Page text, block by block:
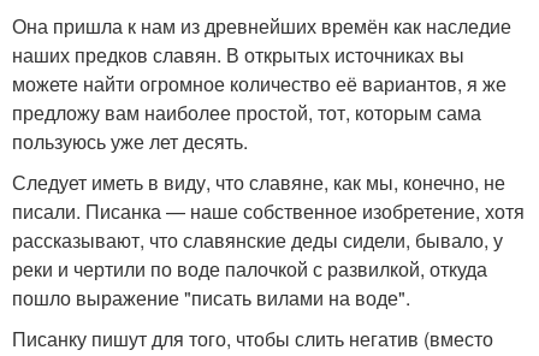
Она пришла к нам из древнейших времён как наследие
наших предков славян. В открытых источниках вы
можете найти огромное количество её вариантов, я же
предложу вам наиболее простой, тот, которым сама
пользуюсь уже лет десять.
Следует иметь в виду, что славяне, как мы, конечно, не
писали. Писанка — наше собственное изобретение, хотя
рассказывают, что славянские деды сидели, бывало, у
реки и чертили по воде палочкой с развилкой, откуда
пошло выражение "писать вилами на воде".
Писанку пишут для того, чтобы слить негатив (вместо